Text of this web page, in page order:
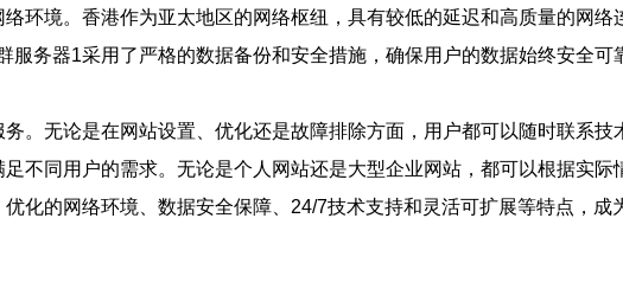
环境。香港作为亚太地区的网络枢纽，具有较低的延迟和高质量的网络
服务器1采用了严格的数据备份和安全措施，确保用户的数据始终安全
。无论是在网站设置、优化还是故障排除方面，用户都可以随时联系技
不同用户的需求。无论是个人网站还是大型企业网站，都可以根据实际
化的网络环境、数据安全保障、24/7技术支持和灵活可扩展等特点，